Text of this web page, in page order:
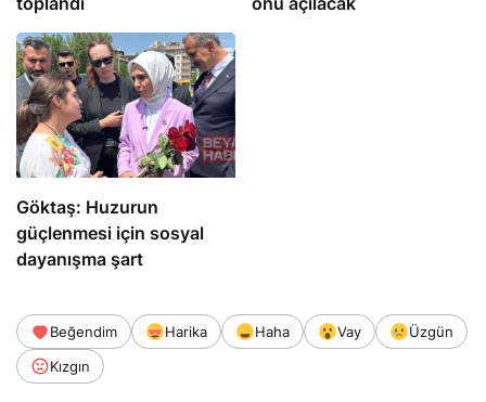
Göktaş: Huzurun
güçlenmesi için sosyal
dayanışma şart
Beğendim Harika Haha Vay
Üzgün
Kızgın